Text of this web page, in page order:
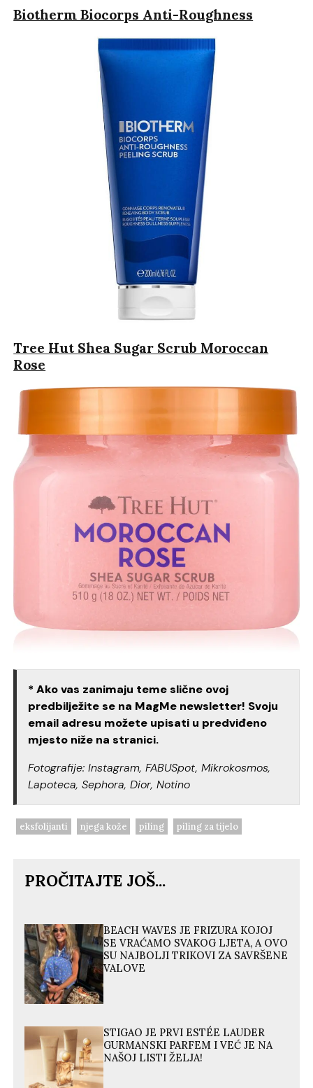
Biotherm Biocorps Anti-Roughness
Tree Hut Shea Sugar Scrub Moroccan
Rose
* Ako vas zanimaju teme slične ovoj
predbilježite se na MagMe newsletter! Svoju
email adresu možete upisati u predviđeno
mjesto niže na stranici.
Fotografije: Instagram, FABUSpot, Mikrokosmos,
Lapoteca, Sephora, Dior, Notino
eksfolijanti njega kože piling piling za tijelo
PROČITAJTE JOŠ...
BEACH WAVES JE FRIZURA KOJOJ
SE VRAĆAMO SVAKOG LJETA, A OVO
SU NAJBOLJI TRIKOVI ZA SAVRŠENE
VALOVE
STIGAO JE PRVI ESTÉE LAUDER
GURMANSKI PARFEM I VEĆ JE NA
NAŠOJ LISTI ŽELJA!